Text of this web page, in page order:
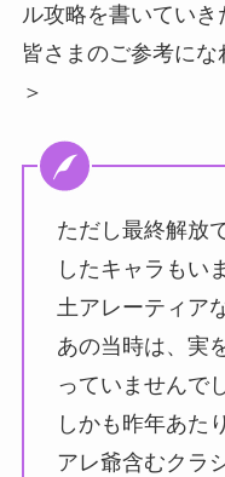
ル攻略を書いていき
皆さまのご参考に
＞
ただし最終解放
したキャラもい
土アレーティア
あの当時は、実
っていませんで
しかも昨年あた
アレ爺含むクラ